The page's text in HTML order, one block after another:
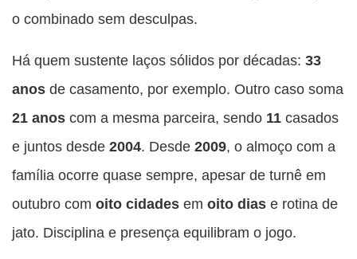
o combinado sem desculpas.
Há quem sustente laços sólidos por décadas: 33
anos de casamento, por exemplo. Outro caso soma
21 anos com a mesma parceira, sendo 11 casados
e juntos desde 2004. Desde 2009, o almoço com a
família ocorre quase sempre, apesar de turnê em
outubro com oito cidades em oito dias e rotina de
jato. Disciplina e presença equilibram o jogo.